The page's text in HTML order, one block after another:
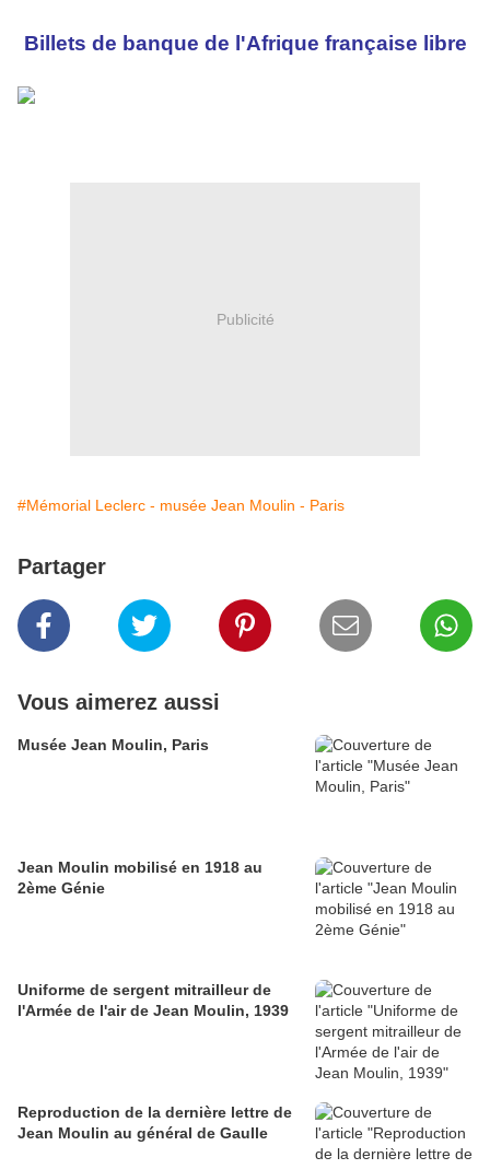
Billets de banque de l'Afrique française libre
Publicité
#Mémorial Leclerc - musée Jean Moulin - Paris
Partager
Vous aimerez aussi
Musée Jean Moulin, Paris
Jean Moulin mobilisé en 1918 au
2ème Génie
Uniforme de sergent mitrailleur de
l'Armée de l'air de Jean Moulin, 1939
Reproduction de la dernière lettre de
Jean Moulin au général de Gaulle